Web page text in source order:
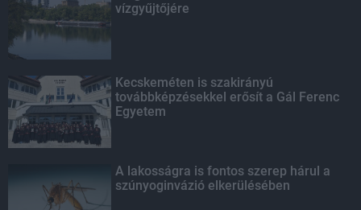
vízgyűjtőjére
Kecskeméten is szakirányú
továbbképzésekkel erősít a Gál Ferenc
Egyetem
A lakosságra is fontos szerep hárul a
szúnyoginvázió elkerülésében